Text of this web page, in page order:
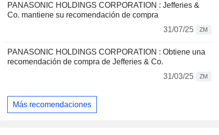
PANASONIC HOLDINGS CORPORATION : Jefferies &
Co. mantiene su recomendación de compra
31/07/25
ZM
PANASONIC HOLDINGS CORPORATION : Obtiene una
recomendación de compra de Jefferies & Co.
31/03/25
ZM
Más recomendaciones